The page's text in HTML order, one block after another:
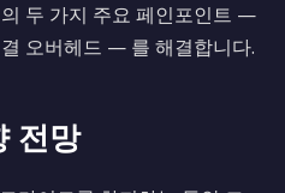
두 가지 주요 페인포인트 —
오버헤드 — 를 해결합니다.
전망